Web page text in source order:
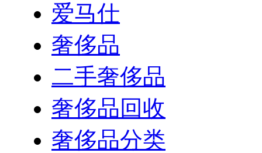
爱马仕
奢侈品
二手奢侈品
奢侈品回收
奢侈品分类